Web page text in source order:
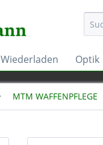
Wiederladen Optik
MTM WAFFENPFLEGE